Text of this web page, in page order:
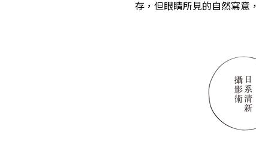
存，但眼睛所見的自然寫意